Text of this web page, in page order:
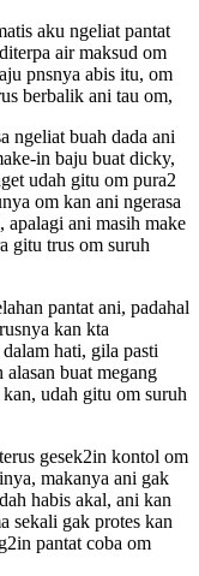
aku ngeliat pantat
air maksud om
pnsnya abis itu, om
berbalik ani tau om,
ngeliat buah dada ani
in baju buat dicky,
udah gitu om pura2
om kan ani ngerasa
apalagi ani masih make
gitu trus om suruh
pantat ani, padahal
kan kta
hati, gila pasti
buat megang
udah gitu om suruh
gesek2in kontol om
makanya ani gak
habis akal, ani kan
sekali gak protes kan
pantat coba om